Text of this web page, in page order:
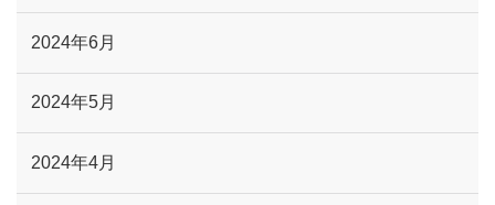
2024年6月
2024年5月
2024年4月